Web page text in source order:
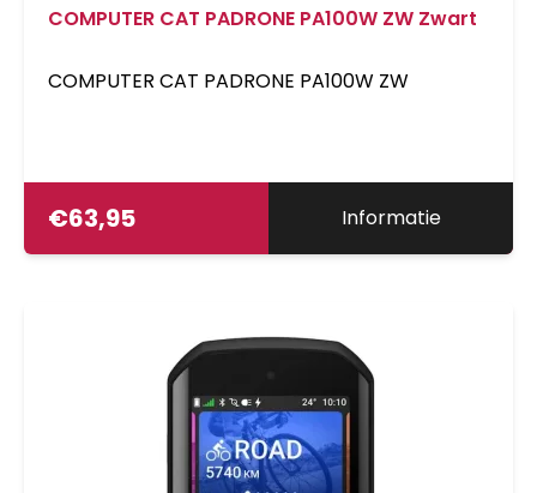
COMPUTER CAT PADRONE PA100W ZW Zwart
COMPUTER CAT PADRONE PA100W ZW
€63,95 Informatie